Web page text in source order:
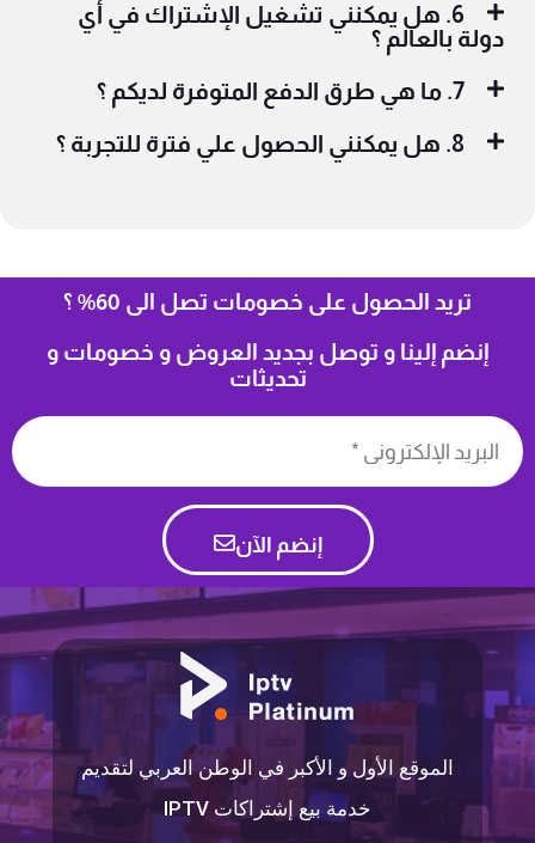
6. هل يمكنني تشغيل الإشتراك في أي
دولة بالعالم ؟
7. ما هي طرق الدفع المتوفرة لديكم ؟
8. هل يمكنني الحصول علي فترة للتجربة ؟
تريد الحصول على خصومات تصل الى 60% ؟
إنضم إلينا و توصل بجديد العروض و خصومات و
تحديثات
إنضم الآن
الموقع الأول و الأكبر في الوطن العربي لتقديم
خدمة بيع إشتراكات IPTV